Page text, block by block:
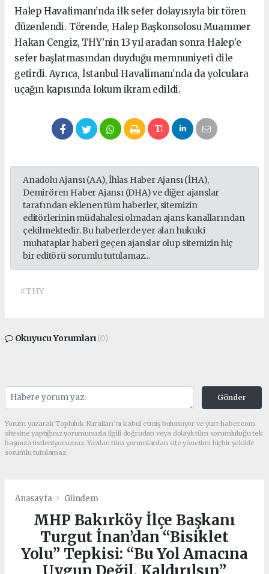
Halep Havalimanı’nda ilk sefer dolayısıyla bir tören
düzenlendi. Törende, Halep Başkonsolosu Muammer
Hakan Cengiz, THY’nin 13 yıl aradan sonra Halep’e
sefer başlatmasından duyduğu memnuniyeti dile
getirdi. Ayrıca, İstanbul Havalimanı’nda da yolculara
uçağın kapısında lokum ikram edildi.
Anadolu Ajansı (AA), İhlas Haber Ajansı (İHA),
Demirören Haber Ajansı (DHA) ve diğer ajanslar
tarafından eklenen tüm haberler, sitemizin
editörlerinin müdahalesi olmadan ajans kanallarından
çekilmektedir. Bu haberlerde yer alan hukuki
muhataplar haberi geçen ajanslar olup sitemizin hiç
bir editörü sorumlu tutulamaz...
#THY
Okuyucu Yorumları(0)
Gönder
Yorum yazarak Topluluk Kuralları’nı kabul etmiş bulunuyor ve yurt-haber.com
sitesine yaptığınız yorumunuzla ilgili doğrudan veya dolaylı tüm sorumluluğu tek
başınıza üstleniyorsunuz. Yazılan tüm yorumlardan site yönetimi hiçbir şekilde
sorumlu tutulamaz.
Anasayfa Gündem
MHP Bakırköy İlçe Başkanı
Turgut İnan’dan “Bisiklet
Yolu” Tepkisi: “Bu Yol Amacına